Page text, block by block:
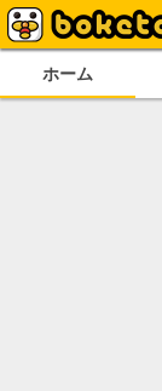
ホーム